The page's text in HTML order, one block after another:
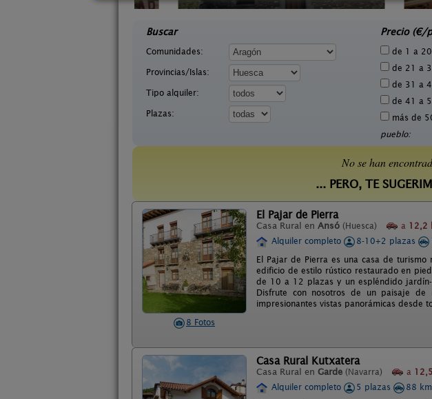
Buscar
Comunidades:
Provincias/Islas:
Tipo alquiler:
Plazas:
Precio (€/
de 1 a 20
de 21 a
de 31 a
de 41 a
más de
pueblo:
No se han
... PERO, TE
8 Fotos
El Pajar de Pierra
Casa Rural en Ansó (Huesca) a 12,2
Alquiler completo
8-10+2 plazas
El Pajar de Pierra es una casa de
edificio de estilo rústico restaurado en
de 10 a 12 plazas y un espléndido
Disfrute con nosotros de un paisaje de
impresionantes vistas panorámicas desde
Casa Rural Kutxatera
Casa Rural en Garde (Navarra) a
Alquiler completo
5 plazas
88